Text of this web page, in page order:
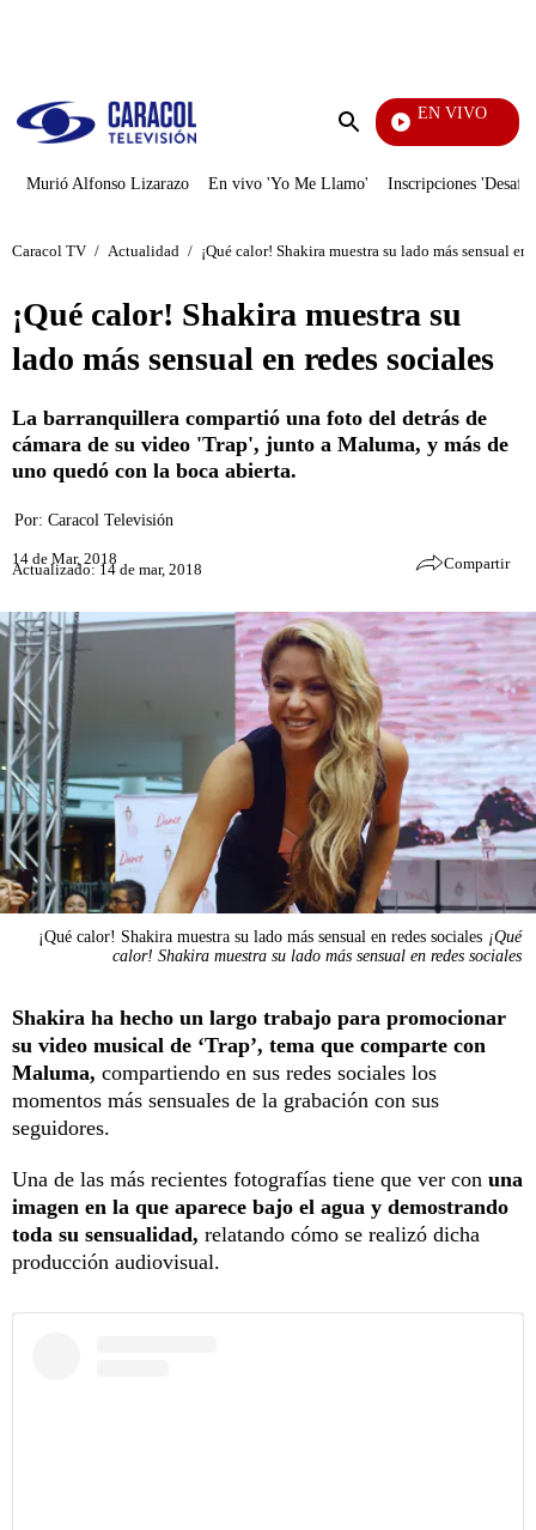
Enviar
EN VIVO
Noticias Caracol
Murió Alfonso Lizarazo En vivo 'Yo Me Llamo' Inscripciones
Caracol TV / Actualidad / ¡Qué calor! Shakira muestra su lado más sensual en
¡Qué calor! Shakira muestra su
lado más sensual en redes sociales
La barranquillera compartió una foto del detrás de
cámara de su video 'Trap', junto a Maluma, y más de
uno quedó con la boca abierta.
Por: Caracol Televisión
14 de Mar, 2018
Actualizado: 14 de mar, 2018 Compartir
¡Qué calor! Shakira muestra su lado más sensual en redes sociales ¡Qué
calor! Shakira muestra su lado más sensual en redes sociales
Shakira ha hecho un largo trabajo para promocionar
su video musical de ‘Trap’, tema que comparte con
Maluma, compartiendo en sus redes sociales los
momentos más sensuales de la grabación con sus
seguidores.
Una de las más recientes fotografías tiene que ver con una
imagen en la que aparece bajo el agua y demostrando
toda su sensualidad, relatando cómo se realizó dicha
producción audiovisual.